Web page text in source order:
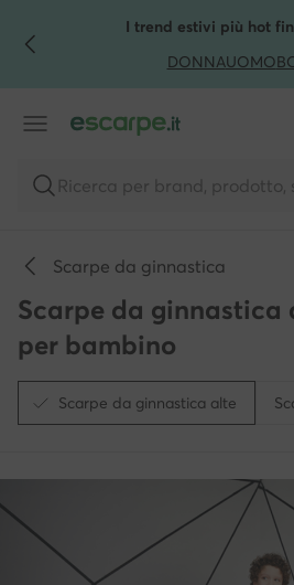
VAI AL CONTENUTO PRINCIPALE
VAI ALLA RICERCAI trend estivi più hot
DONNAUOMO
Ricerca per brand, prodotto,
Scarpe da ginnastica
Scarpe da ginnastica
per bambino
Scarpe da ginnastica alte